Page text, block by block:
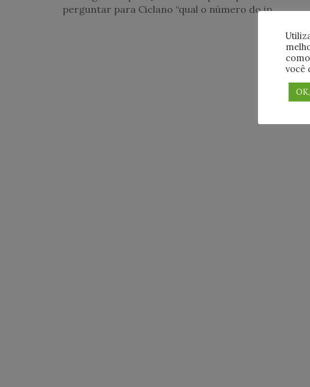
perguntar para Ciclano “qual o número do ip
você